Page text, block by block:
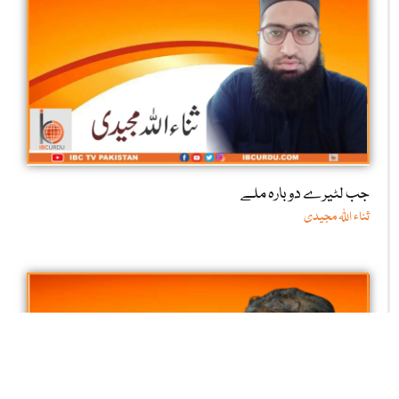
جب لٹیرے دوبارہ ملے
ثناء اللّٰہ مجیدی